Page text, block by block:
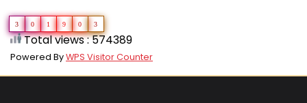
3 0 1 9 0 3
Total views : 574389
Powered ByWPS Visitor Counter